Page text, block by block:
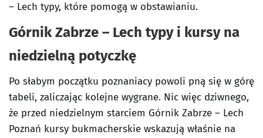
– Lech typy, które pomogą w obstawianiu.
Górnik Zabrze – Lech typy i kursy na
niedzielną potyczkę
Po słabym początku poznaniacy powoli pną się w górę
tabeli, zaliczając kolejne wygrane. Nic więc dziwnego,
że przed niedzielnym starciem Górnik Zabrze – Lech
Poznań kursy bukmacherskie wskazują właśnie na